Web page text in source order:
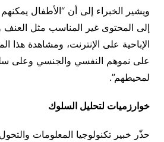
ويشير الخبراء إلى أن “الأطفال
إلى المحتوى غير المناسب مثل
الإباحية على الإنترنت، ومشاهدة هذا
على نموهم النفسي والجنسي وعلى
لمحيطهم”.
خوارزميات لتحليل السلوك
حذّر خبير تكنولوجيا المعلومات